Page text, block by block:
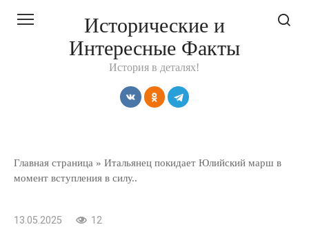
Исторические и
Интересные Факты
История в деталях!
Главная страница » Итальянец покидает Юлийский марш в
момент вступления в силу..
13.05.2025 12